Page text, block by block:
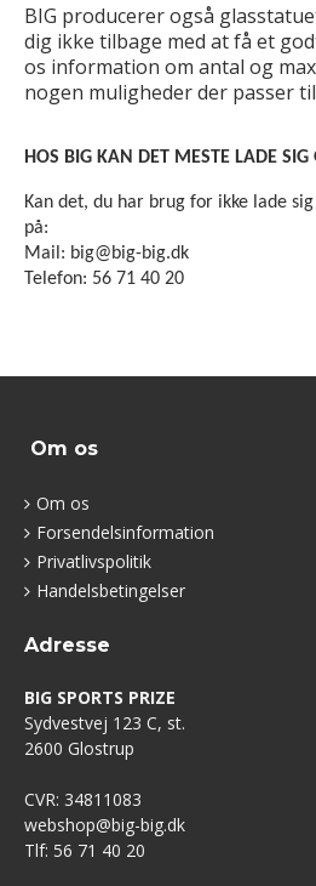
BIG producerer også
dig ikke tilbage med at få et
os information om antal og
nogen muligheder der passer
HOS BIG KAN DET MESTE LADE SIG
Kan det, du har brug for ikke lade
på:
Mail: big@big-big.dk
Telefon: 56 71 40 20
Om os
Om os
Forsendelsinformation
Privatlivspolitik
Handelsbetingelser
Adresse
BIG SPORTS PRIZE
Sydvestvej 123 C, st.
2600 Glostrup
CVR: 34811083
webshop@big-big.dk
Tlf: 56 71 40 20